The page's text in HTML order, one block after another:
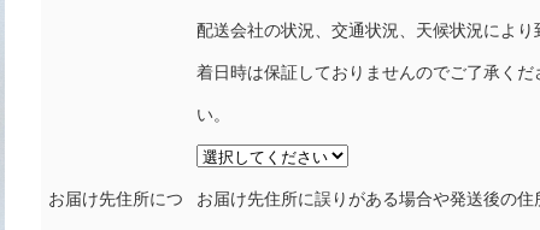
配送会社の状況、交通状況、天候状況により
着日時は保証しておりませんのでご了承くだ
い。
お届け先住所につ お届け先住所に誤りがある場合や発送後の住